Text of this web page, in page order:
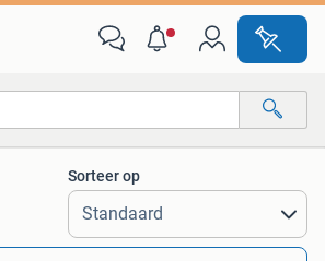
Alle afstanden…
Sorteer op